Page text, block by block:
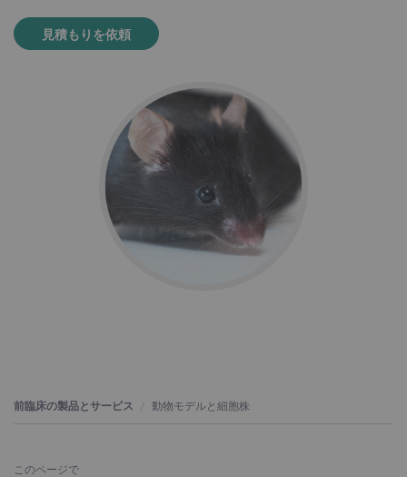
見積もりを依頼
前臨床の製品とサービス 動物モデルと細胞株
このページで